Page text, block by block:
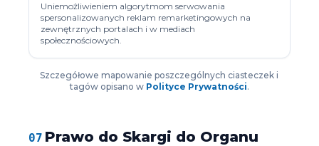
Uniemożliwieniem algorytmom serwowania
spersonalizowanych reklam remarketingowych na
zewnętrznych portalach i w mediach
społecznościowych.
Szczegółowe mapowanie poszczególnych ciasteczek i
tagów opisano w Polityce Prywatności.
07 Prawo do Skargi do Organu